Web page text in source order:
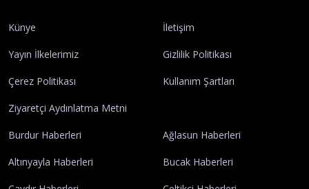
Künye İletişim
Yayın İlkelerimiz Gizlilik Politikası
Çerez Politikası Kullanım Şartları
Ziyaretçi Aydınlatma Metni
Burdur Haberleri Ağlasun Haberleri
Altınyayla Haberleri Bucak Haberleri